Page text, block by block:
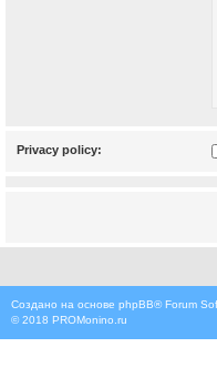
Privacy policy:
Создано на основе phpBB® Forum
© 2018 PROMonino.ru